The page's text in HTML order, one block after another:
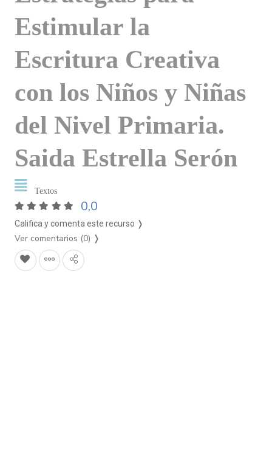
Estimular la
Escritura Creativa
con los Niños y Niñas
del Nivel Primaria.
Saida Estrella Serón
Textos
0,0
Califica y comenta este recurso ❭
Ver comentarios (0) ❭